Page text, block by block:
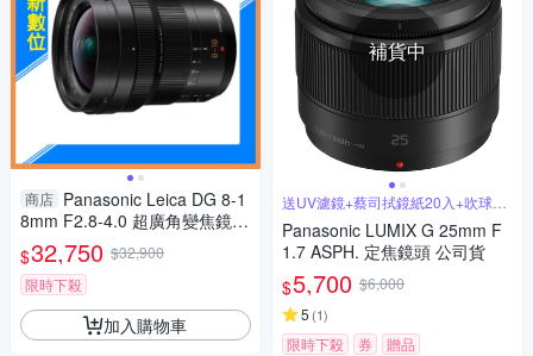
商店 Panasonic Leica DG 8-1
8mm F2.8-4.0 超廣角變焦鏡(8
-18,公司貨)
$32,750 $32,900
限時下殺
加入購物車
補貨中
送UV濾鏡+蔡司拭鏡紙20入+吹球拭
筆組
Panasonic LUMIX G 25mm F
1.7 ASPH. 定焦鏡頭 公司貨
$5,700 $6,000
5 (1)
限時下殺 券 贈品